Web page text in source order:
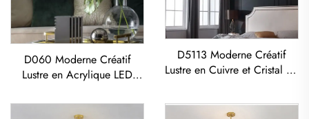
D060 Moderne Créatif
Lustre en Acrylique LED
Chambre
D5113 Moderne Créatif
Lustre en Cuivre et Cristal K9
Manger